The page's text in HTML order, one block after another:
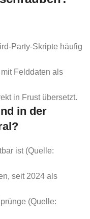
Party-Skripte häufig
Felddaten als
in Frust übersetzt.
in der
ist (Quelle:
seit 2024 als
(Quelle: